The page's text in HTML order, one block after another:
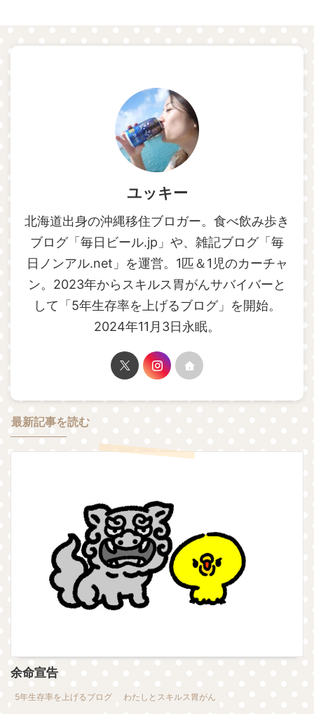
ユッキー
北海道出身の沖縄移住ブロガー。食べ飲み歩き
ブログ「毎日ビール.jp」や、雑記ブログ「毎
日ノンアル.net」を運営。1匹＆1児のカーチャ
ン。2023年からスキルス胃がんサバイバーと
して「5年生存率を上げるブログ」を開始。
2024年11月3日永眠。
最新記事を読む
余命宣告
5年生存率を上げるブログ わたしとスキルス胃がん